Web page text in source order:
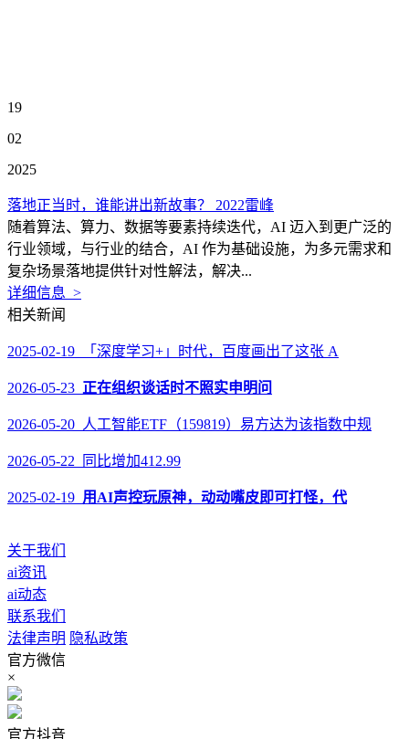
19
02
2025
落地正当时，谁能讲出新故事？ 2022雷峰
随着算法、算力、数据等要素持续迭代，AI 迈入到更广泛的
行业领域，与行业的结合，AI 作为基础设施，为多元需求和
复杂场景落地提供针对性解法，解决...
详细信息 >
相关新闻
2025-02-19 「深度学习+」时代，百度画出了这张 A
2026-05-23 正在组织谈话时不照实申明问
2026-05-20 人工智能ETF（159819）易方达为该指数中规
2026-05-22 同比增加412.99
2025-02-19 用AI声控玩原神，动动嘴皮即可打怪，代
关于我们
ai资讯
ai动态
联系我们
法律声明 隐私政策
官方微信
×
官方抖音